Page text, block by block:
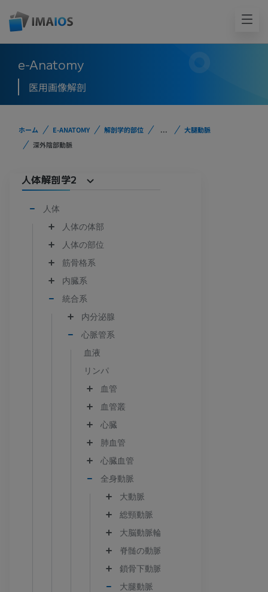
e-Anatomy
医用画像解剖
ホーム E-ANATOMY 解剖学的部位 ...
大腿動脈
深外陰部動脈
人体解剖学2
人体
人体の体部
人体の部位
筋骨格系
内臓系
統合系
内分泌腺
心脈管系
血液
リンパ
血管
血管叢
心臓
肺血管
心臓血管
全身動脈
大動脈
総頸動脈
大脳動脈輪
脊髄の動脈
鎖骨下動脈
大腿動脈